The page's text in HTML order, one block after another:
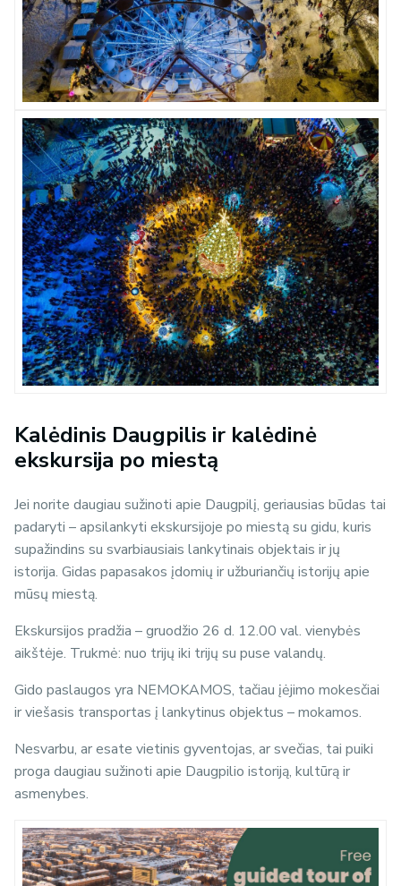
Kalėdinis Daugpilis ir kalėdinė
ekskursija po miestą
Jei norite daugiau sužinoti apie Daugpilį, geriausias būdas tai
padaryti – apsilankyti ekskursijoje po miestą su gidu, kuris
supažindins su svarbiausiais lankytinais objektais ir jų
istorija. Gidas papasakos įdomių ir užburiančių istorijų apie
mūsų miestą.
Ekskursijos pradžia – gruodžio 26 d. 12.00 val. vienybės
aikštėje. Trukmė: nuo trijų iki trijų su puse valandų.
Gido paslaugos yra NEMOKAMOS, tačiau įėjimo mokesčiai
ir viešasis transportas į lankytinus objektus – mokamos.
Nesvarbu, ar esate vietinis gyventojas, ar svečias, tai puiki
proga daugiau sužinoti apie Daugpilio istoriją, kultūrą ir
asmenybes.